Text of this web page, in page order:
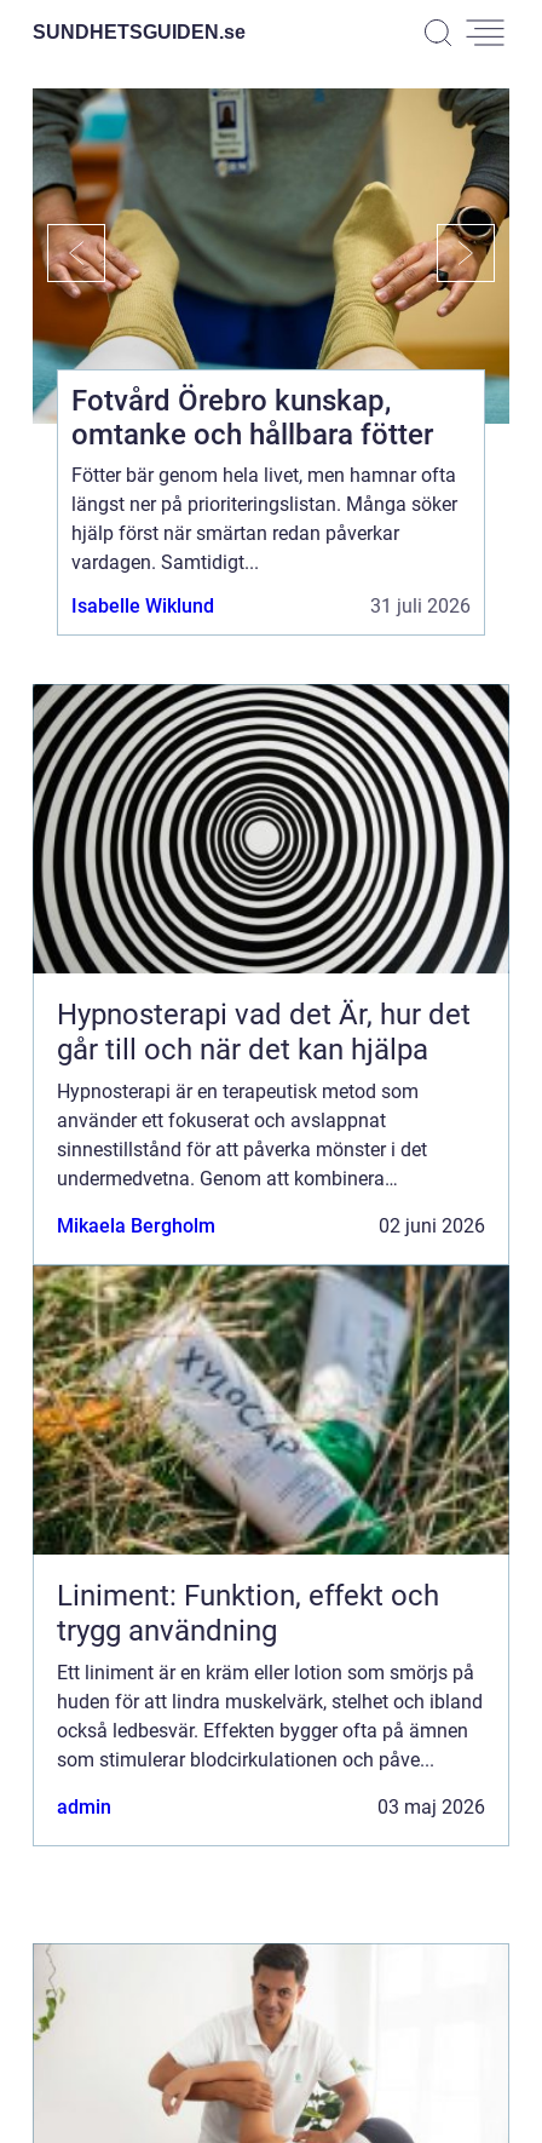
SUNDHETSGUIDEN.se
Fotvård Örebro kunskap,
omtanke och hållbara fötter
Fötter bär genom hela livet, men hamnar ofta
längst ner på prioriteringslistan. Många söker
hjälp först när smärtan redan påverkar
vardagen. Samtidigt...
Isabelle Wiklund
31 juli 2026
Hypnosterapi vad det Är, hur det
går till och när det kan hjälpa
Hypnosterapi är en terapeutisk metod som
använder ett fokuserat och avslappnat
sinnestillstånd för att påverka mönster i det
undermedvetna. Genom att kombinera
förändra reaktioner, känslor och beteenden som
läng...
Mikaela Bergholm 02 juni 2026
Liniment: Funktion, effekt och
trygg användning
Ett liniment är en kräm eller lotion som smörjs på
huden för att lindra muskelvärk, stelhet och ibland
också ledbesvär. Effekten bygger ofta på ämnen
som stimulerar blodcirkulationen och påve...
admin 03 maj 2026